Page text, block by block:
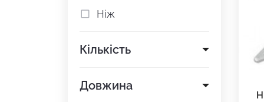
Ніж
Кількість
Довжина